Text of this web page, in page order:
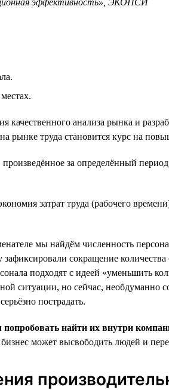
анализа рынка и
труда становится курс на
за определённый
затрат труда (рабочего
мы найдём численность
сокращение
подходят с идеей «уменьшить
ситуации, но сейчас,
пострадать.
найти их внутри
бизнес может высвободить людей и